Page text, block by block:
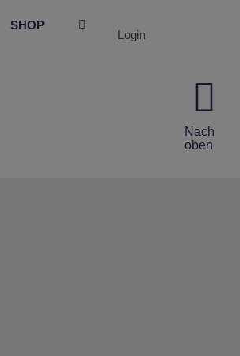
SHOP
Login
Nach
oben